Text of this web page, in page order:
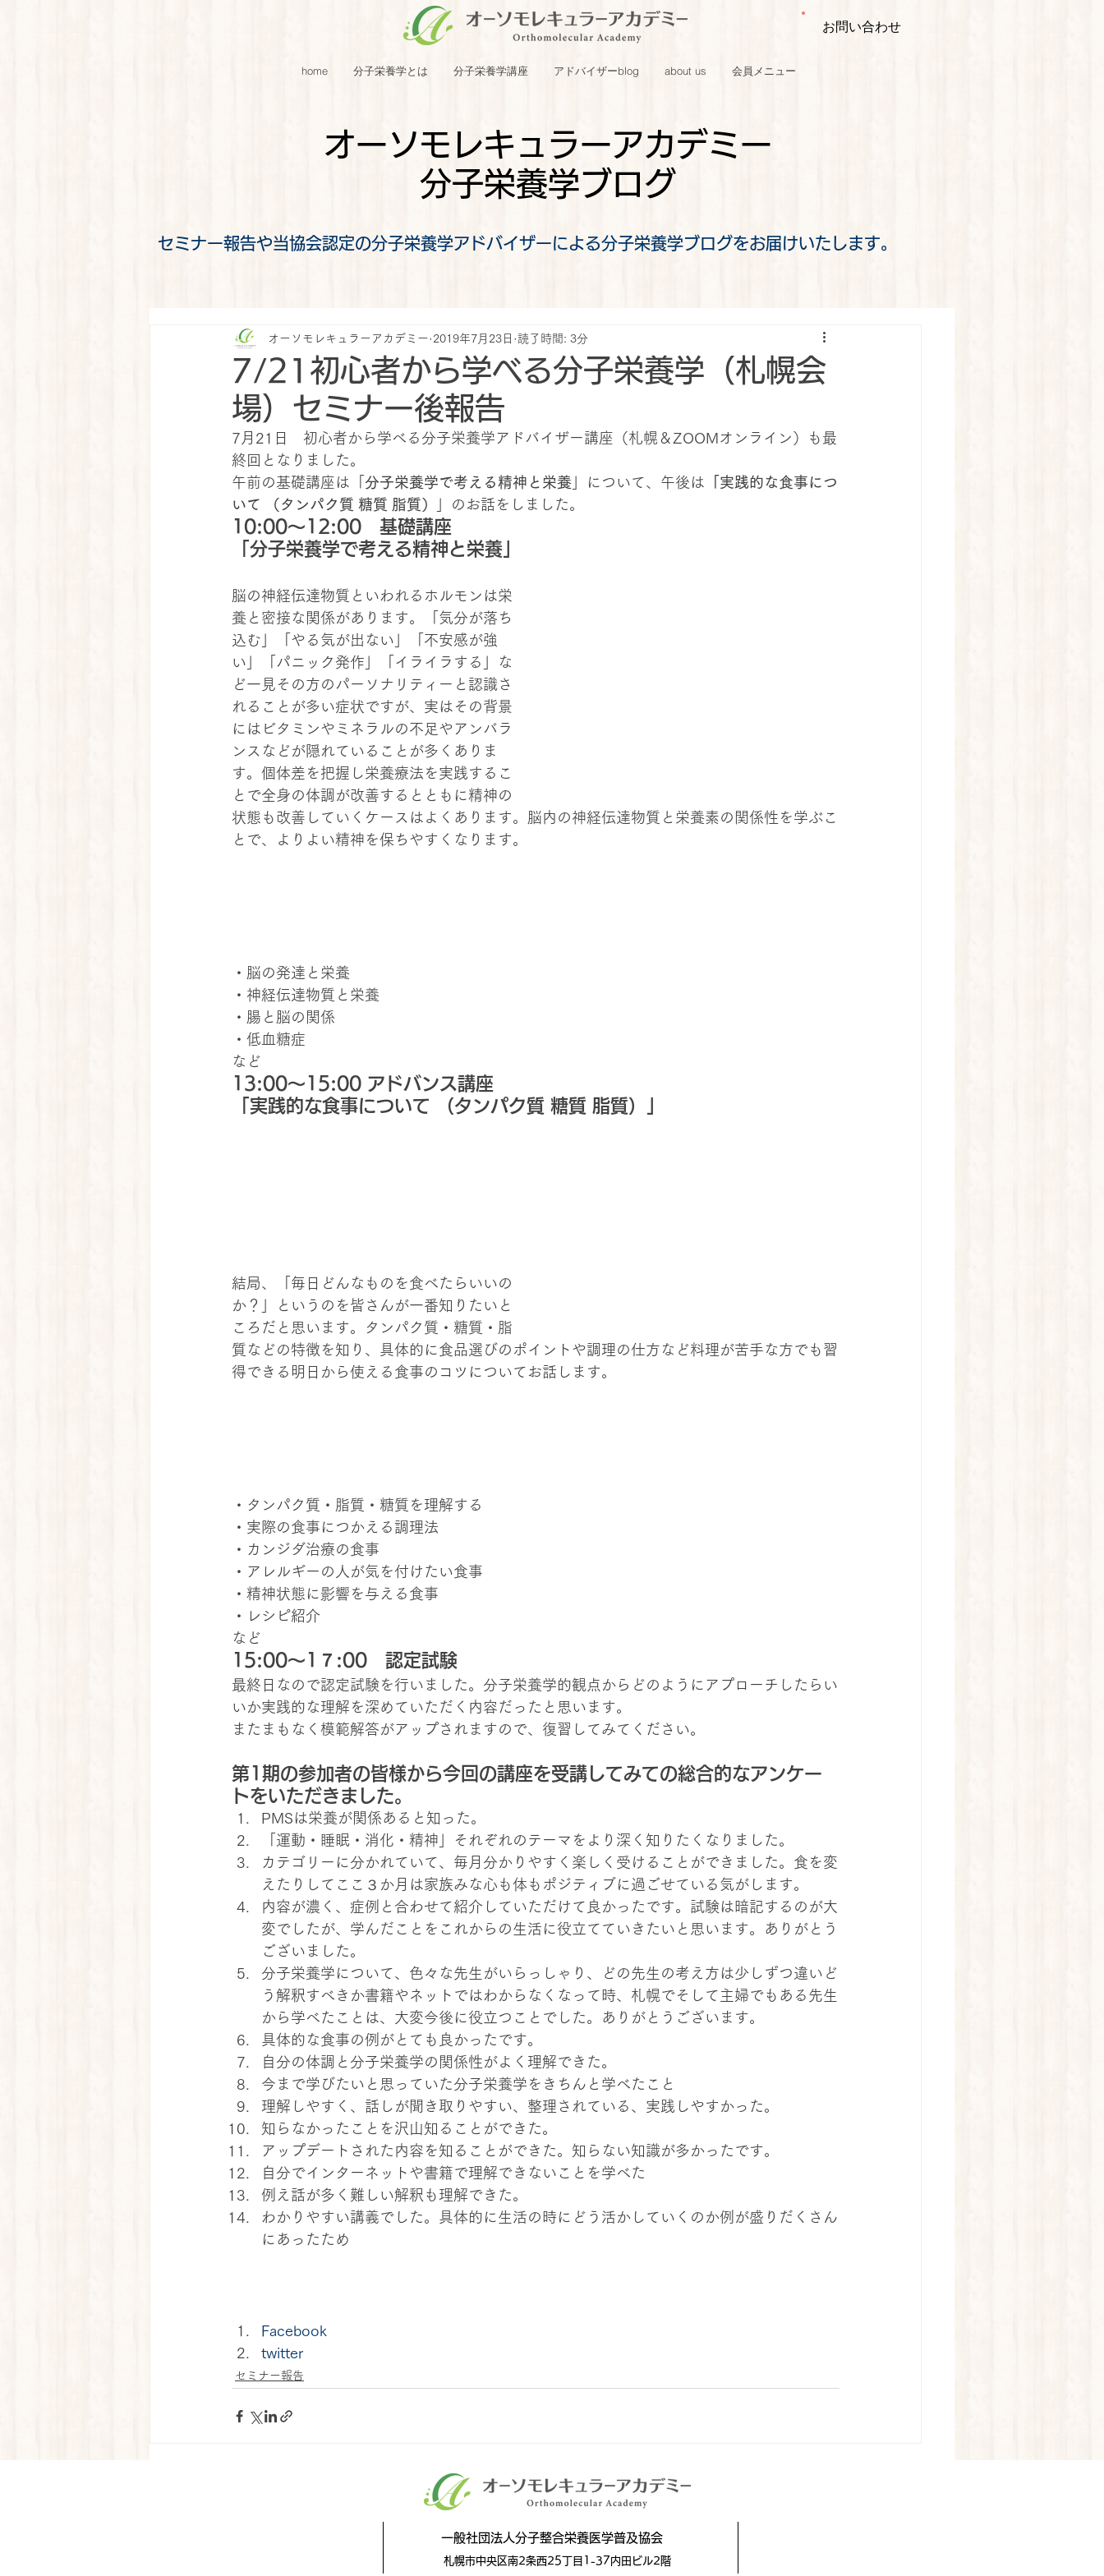
お問い合わせ
home 分子栄養学とは 分子栄養学講座 アドバイザーblog about us 会員メニュー
オーソモレキュラーアカデミー
分子栄養学ブログ
セミナー報告や当協会認定の分子栄養学アドバイザーによる分子栄養学ブログをお届けいたします。
7/21初心者から学べる分子栄養学（札幌会
場）セミナー後報告
オーソモレキュラーアカデミー 2019年7月23日 読了時間: 3分
7月21日　初心者から学べる分子栄養学アドバイザー講座（札幌＆ZOOMオンライン）も最
終回となりました。
午前の基礎講座は「 分子栄養学で考える精神と栄養 」について、午後は
「実践的な食事につ
いて （タンパク質 糖質 脂質）
」のお話をしました。
10:00～12:00　基礎講座
「分子栄養学で考える精神と栄養」
脳の神経伝達物質といわれるホルモンは栄
養と密接な関係があります。「気分が落ち
込む」「やる気が出ない」「不安感が強
い」「パニック発作」「イライラする」な
ど一見その方のパーソナリティーと認識さ
れることが多い症状ですが、実はその背景
にはビタミンやミネラルの不足やアンバラ
ンスなどが隠れていることが多くありま
す。個体差を把握し栄養療法を実践するこ
とで全身の体調が改善するとともに精神の
状態も改善していくケースはよくあります。脳内の神経伝達物質と栄養素の関係性を学ぶこ
とで、よりよい精神を保ちやすくなります。
・脳の発達と栄養
・神経伝達物質と栄養
・腸と脳の関係
・低血糖症
など
13:00～15:00 アドバンス講座
「実践的な食事について （タンパク質 糖質 脂質）」
結局、「毎日どんなものを食べたらいいの
か？」というのを皆さんが一番知りたいと
ころだと思います。タンパク質・糖質・脂
質などの特徴を知り、具体的に食品選びのポイントや調理の仕方など料理が苦手な方でも習
得できる明日から使える食事のコツについてお話します。
・タンパク質・脂質・糖質を理解する
・実際の食事につかえる調理法
・カンジダ治療の食事
・アレルギーの人が気を付けたい食事
・精神状態に影響を与える食事
・レシピ紹介
など
15:00～1７:00　認定試験
最終日なので認定試験を行いました。分子栄養学的観点からどのようにアプローチしたらい
いか実践的な理解を深めていただく内容だったと思います。
またまもなく模範解答がアップされますので、復習してみてください。
第1期の参加者の皆様から今回の講座を受講してみての総合的なアンケー
トをいただきました。
PMSは栄養が関係あると知った。
「運動・睡眠・消化・精神」それぞれのテーマをより深く知りたくなりました。
カテゴリーに分かれていて、毎月分かりやすく楽しく受けることができました。食を変
えたりしてここ３か月は家族みな心も体もポジティブに過ごせている気がします。
内容が濃く、症例と合わせて紹介していただけて良かったです。試験は暗記するのが大
変でしたが、学んだことをこれからの生活に役立てていきたいと思います。ありがとう
ございました。
分子栄養学について、色々な先生がいらっしゃり、どの先生の考え方は少しずつ違いど
う解釈すべきか書籍やネットではわからなくなって時、札幌でそして主婦でもある先生
から学べたことは、大変今後に役立つことでした。ありがとうございます。
具体的な食事の例がとても良かったです。
自分の体調と分子栄養学の関係性がよく理解できた。
今まで学びたいと思っていた分子栄養学をきちんと学べたこと
理解しやすく、話しが聞き取りやすい、整理されている、実践しやすかった。
知らなかったことを沢山知ることができた。
アップデートされた内容を知ることができた。知らない知識が多かったです。
自分でインターネットや書籍で理解できないことを学べた
例え話が多く難しい解釈も理解できた。
わかりやすい講義でした。具体的に生活の時にどう活かしていくのか例が盛りだくさん
にあったため
Facebook
twitter
セミナー報告
一般社団法人分子整合栄養医学普及協会
札幌市中央区南2条西25丁目1-37内田ビル2階